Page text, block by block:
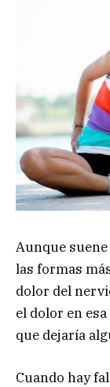
Aunque
las formas
dolor del
el dolor en
que dejaría
Cuando hay